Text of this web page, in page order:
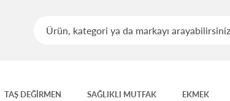
TAŞ DEĞİRMEN SAĞLIKLI MUTFAK EKMEK